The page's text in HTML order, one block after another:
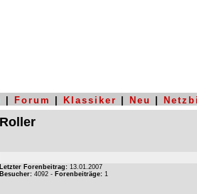
Forum Klassiker Neu
Roller
Letzter Forenbeitrag: 13.01.2007
Besucher: 4092 - Forenbeiträge: 1